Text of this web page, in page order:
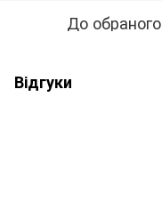
До обраного
Відгуки